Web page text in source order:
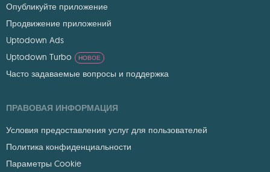
Опубликуйте приложение
Продвижение приложений
Uptodown Ads
Uptodown Turbo
НОВОЕ
Часто задаваемые вопросы и поддержка
ПРАВОВАЯ ИНФОРМАЦИЯ
Условия предоставления услуг для пользователей
Политика конфиденциальности
Параметры Cookie